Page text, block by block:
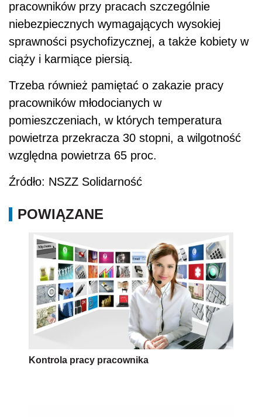
pracowników przy pracach szczególnie
niebezpiecznych wymagających wysokiej
sprawności psychofizycznej, a także kobiety w
ciąży i karmiące piersią.
Trzeba również pamiętać o zakazie pracy
pracowników młodocianych w
pomieszczeniach, w których temperatura
powietrza przekracza 30 stopni, a wilgotność
względna powietrza 65 proc.
Źródło: NSZZ Solidarność
POWIĄZANE
Kontrola pracy pracownika